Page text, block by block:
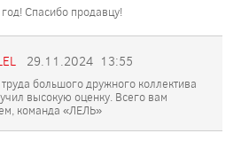
Спасибо продавцу!
29.11.2024 13:55
большого дружного коллектива
высокую оценку. Всего вам
команда «ЛЕЛЬ»